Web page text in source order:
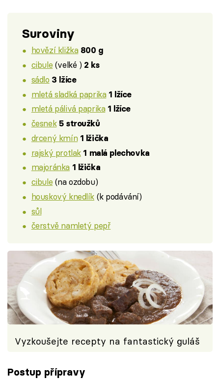
Suroviny
hovězí kližka 800 g
cibule (velké ) 2 ks
sádlo 3 lžíce
mletá sladká paprika 1 lžíce
mletá pálivá paprika 1 lžíce
česnek 5 stroužků
drcený kmín 1 lžička
rajský protlak 1 malá plechovka
majoránka 1 lžička
cibule (na ozdobu)
houskový knedlík (k podávání)
sůl
čerstvě namletý pepř
Vyzkoušejte recepty na fantastický guláš
Postup přípravy